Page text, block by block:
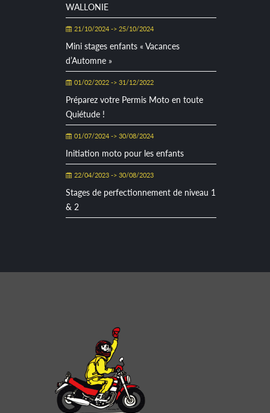
WALLONIE
21/10/2024 -> 25/10/2024
Mini stages enfants « Vacances
d’Automne »
01/02/2022 -> 31/12/2022
Préparez votre Permis Moto en toute
Quiétude !
01/07/2024 -> 30/08/2024
Initiation moto pour les enfants
22/04/2023 -> 30/08/2023
Stages de perfectionnement de niveau 1
& 2